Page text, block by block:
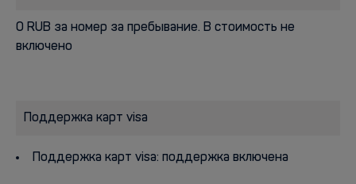
0 RUB за номер за пребывание. В стоимость не
включено
Поддержка карт visa
Поддержка карт visa: поддержка включена